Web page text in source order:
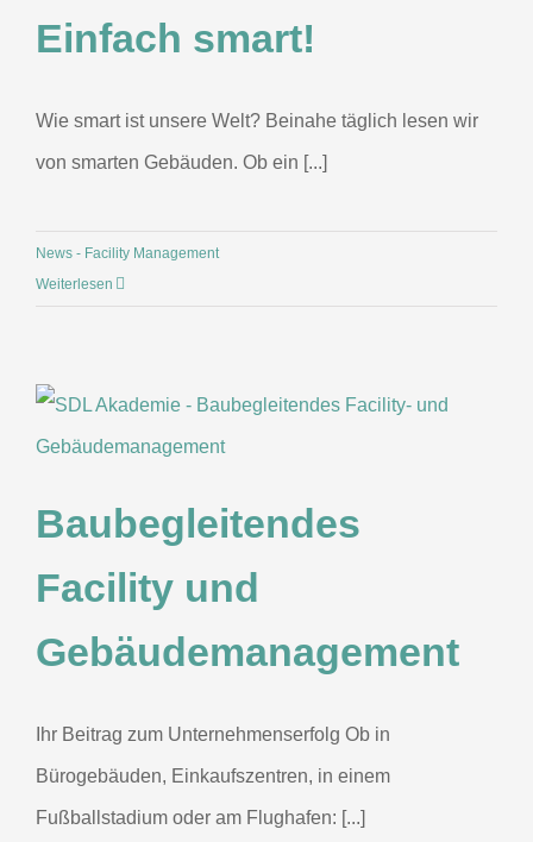
Einfach smart!
Wie smart ist unsere Welt? Beinahe täglich lesen wir
von smarten Gebäuden. Ob ein [...]
News - Facility Management
Weiterlesen
Baubegleitendes
Facility und
Gebäudemanagement
Ihr Beitrag zum Unternehmenserfolg Ob in
Bürogebäuden, Einkaufszentren, in einem
Fußballstadium oder am Flughafen: [...]